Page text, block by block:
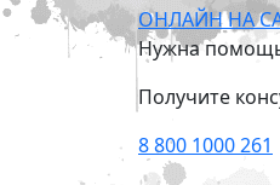
ОНЛАЙН НА
Нужна помощь
Получите
8 800 1000 261